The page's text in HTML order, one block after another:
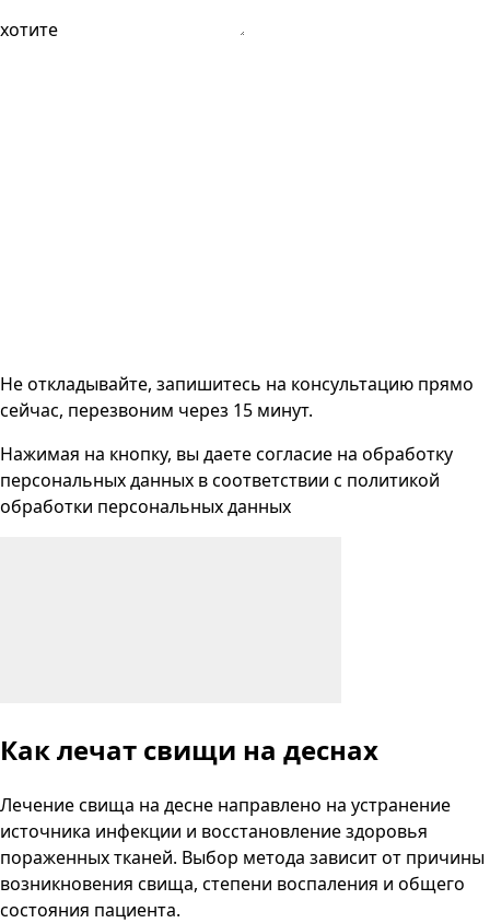
хотите
Не откладывайте, запишитесь на консультацию прямо
сейчас, перезвоним через 15 минут.
Нажимая на кнопку, вы даете согласие на обработку
персональных данных в соответствии с политикой
обработки персональных данных
Как лечат свищи на деснах
Лечение свища на десне направлено на устранение
источника инфекции и восстановление здоровья
пораженных тканей. Выбор метода зависит от причины
возникновения свища, степени воспаления и общего
состояния пациента.